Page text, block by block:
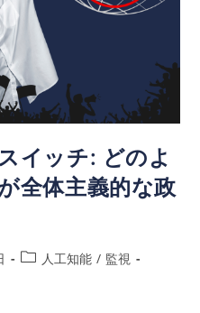
イッチ: どのよ
全体主義的な政
人工知能 / 監視